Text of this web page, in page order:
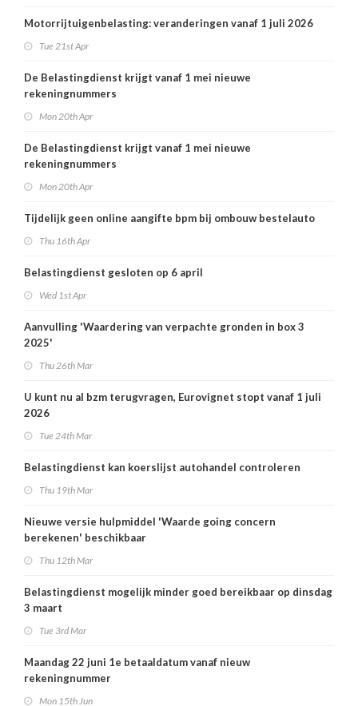
Motorrijtuigenbelasting: veranderingen vanaf 1 juli 2026
Tue 21st Apr
De Belastingdienst krijgt vanaf 1 mei nieuwe
rekeningnummers
Mon 20th Apr
De Belastingdienst krijgt vanaf 1 mei nieuwe
rekeningnummers
Mon 20th Apr
Tijdelijk geen online aangifte bpm bij ombouw bestelauto
Thu 16th Apr
Belastingdienst gesloten op 6 april
Wed 1st Apr
Aanvulling 'Waardering van verpachte gronden in box 3
2025'
Thu 26th Mar
U kunt nu al bzm terugvragen, Eurovignet stopt vanaf 1 juli
2026
Tue 24th Mar
Belastingdienst kan koerslijst autohandel controleren
Thu 19th Mar
Nieuwe versie hulpmiddel 'Waarde going concern
berekenen' beschikbaar
Thu 12th Mar
Belastingdienst mogelijk minder goed bereikbaar op dinsdag
3 maart
Tue 3rd Mar
Maandag 22 juni 1e betaaldatum vanaf nieuw
rekeningnummer
Mon 15th Jun